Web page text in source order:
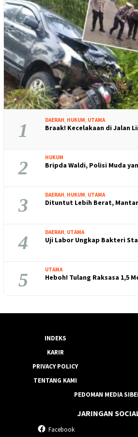
1 DAERAH HUKUM UTAMA
Braak! Kecelakaan di Jalan
2 HUKUM
Bripda Waldi, Polisi Muda
3 DAERAH HUKUM UTAMA
Dituntut Lebih Berat,
4 DAERAH UTAMA
Uji Labor Ungkap Bakteri
5 UTAMA
Heboh! Tulang Raksasa 1,5
INDEKS
KARIR
PRIVACY POLICY
TENTANG KAMI
PEDOMAN MEDIA
JARINGAN
Facebook